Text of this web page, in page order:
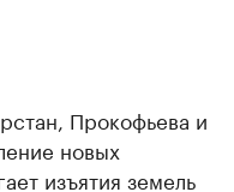
Прокофьева и
новых
изъятия земель